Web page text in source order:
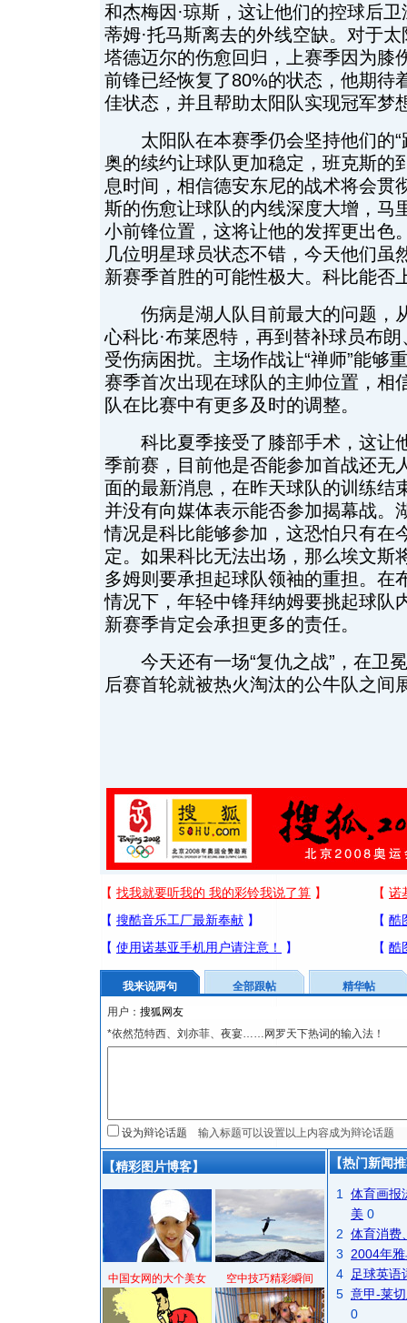
和杰梅因·琼斯，这让他们的控球后
蒂姆·托马斯离去的外线空缺。对于
塔德迈尔的伤愈回归，上赛季因为膝
前锋已经恢复了80%的状态，他期待
佳状态，并且帮助太阳队实现冠军梦
太阳队在本赛季仍会坚持他们的“
奥的续约让球队更加稳定，班克斯的
息时间，相信德安东尼的战术将会贯
斯的伤愈让球队的内线深度大增，马
小前锋位置，这将让他的发挥更出色
几位明星球员状态不错，今天他们虽
新赛季首胜的可能性极大。科比能否
伤病是湖人队目前最大的问题，
心科比·布莱恩特，再到替补球员布
受伤病困扰。主场作战让“禅师”能够
赛季首次出现在球队的主帅位置，相
队在比赛中有更多及时的调整。
科比夏季接受了膝部手术，这让
季前赛，目前他是否能参加首战还无
面的最新消息，在昨天球队的训练结
并没有向媒体表示能否参加揭幕战。
情况是科比能够参加，这恐怕只有在
定。如果科比无法出场，那么埃文斯
多姆则要承担起球队领袖的重担。在
情况下，年轻中锋拜纳姆要挑起球队
新赛季肯定会承担更多的责任。
今天还有一场“复仇之战”，在卫
后赛首轮就被热火淘汰的公牛队之间
我来说两句 全部跟帖
精华帖
用户：
*依然范特西、刘亦菲、夜宴……网罗天下热词的输入法！
设为辩论话题
【精彩图片博客】
中国女网的大个美女 空中技巧精彩瞬间
【热门新闻
1
体育画报
美 0
2 体育消费
3
2004年
4
足球英语
5 意甲-莱
0